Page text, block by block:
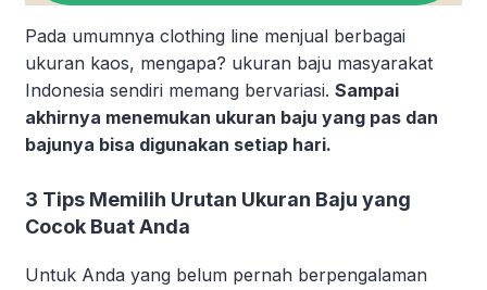
Pada umumnya clothing line menjual berbagai
ukuran kaos, mengapa? ukuran baju masyarakat
Indonesia sendiri memang bervariasi. Sampai
akhirnya menemukan ukuran baju yang pas dan
bajunya bisa digunakan setiap hari.
3 Tips Memilih Urutan Ukuran Baju yang
Cocok Buat Anda
Untuk Anda yang belum pernah berpengalaman